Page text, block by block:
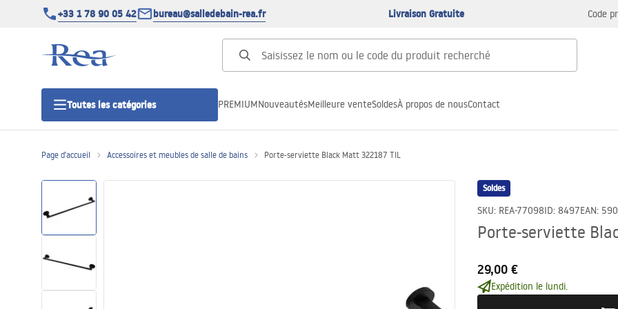
+33 1 78 90 05 42 bureau@salledebain-rea.fr Livraison Gratuite Code
Toutes les catégories
Portes de douche
Caniveaux de douche
PREMIUMNouveautésMeilleure venteSoldesÀ propos de nousContact
Page d'accueil Accessoires et meubles de salle de bains Porte-serviette Black Matt 322187 TIL
Soldes
SKU: REA-77098ID: 8497EAN:
Porte-serviette
29,00 €
Expédition le lundi.